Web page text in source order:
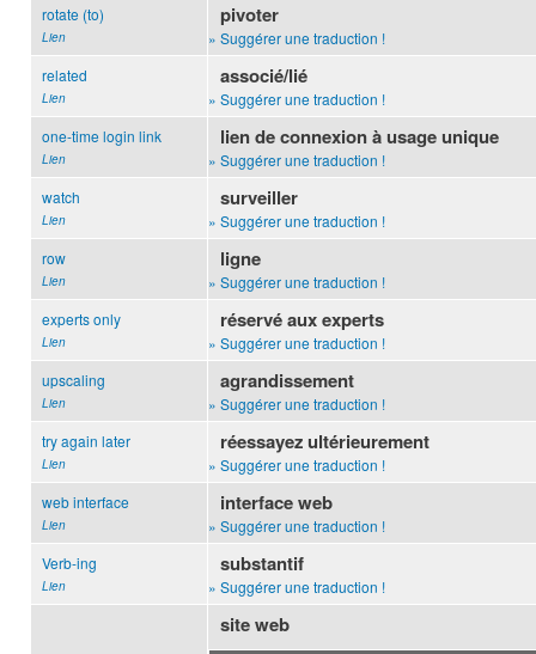
rotate (to)
Lien
pivoter
» Suggérer une traduction !
related
Lien
associé/lié
» Suggérer une traduction !
one-time login link
Lien
lien de connexion à usage unique
» Suggérer une traduction !
watch
Lien
surveiller
» Suggérer une traduction !
row
Lien
ligne
» Suggérer une traduction !
experts only
Lien
réservé aux experts
» Suggérer une traduction !
upscaling
Lien
agrandissement
» Suggérer une traduction !
try again later
Lien
réessayez ultérieurement
» Suggérer une traduction !
web interface
Lien
interface web
» Suggérer une traduction !
Verb-ing
Lien
substantif
» Suggérer une traduction !
site web